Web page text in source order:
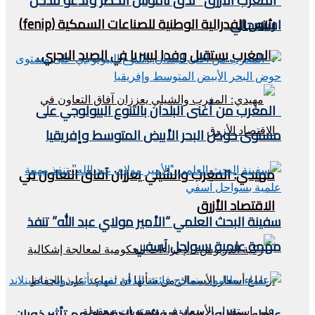
رئيس الفدرالية الوطنية للصناعات السمكية (fenip)
بالمغرب يستقبل وفدا ليبيريا في الصيد البحري .
مهيدي: المغرب والشيلي يعززان آفاق التعاون في
الاقتصاد الأزرق
استعجالي
المغرب من أغنى البلدان بالتنوع البيولوجي على
مستوى حوض البحر الأبيض المتوسط وإفريقيا
سفينة البحث العلمي “الأمير مولاي عبد الله” تنفذ
مهمة علمية بسواحل آسفي